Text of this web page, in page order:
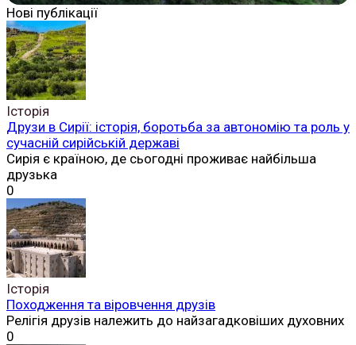
Нові публікації
Історія
Друзи в Сирії: історія, боротьба за автономію та роль у
сучасній сирійській державі
Сирія є країною, де сьогодні проживає найбільша
друзька
0
Історія
Походження та віровчення друзів
Релігія друзів належить до найзагадковіших духовних
0